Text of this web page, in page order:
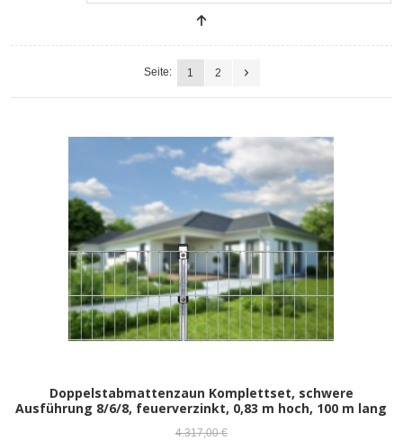
Seite: 1 2
Doppelstabmattenzaun Komplettset, schwere
Ausführung 8/6/8, feuerverzinkt, 0,83 m hoch, 100 m lang
4.317,00 €